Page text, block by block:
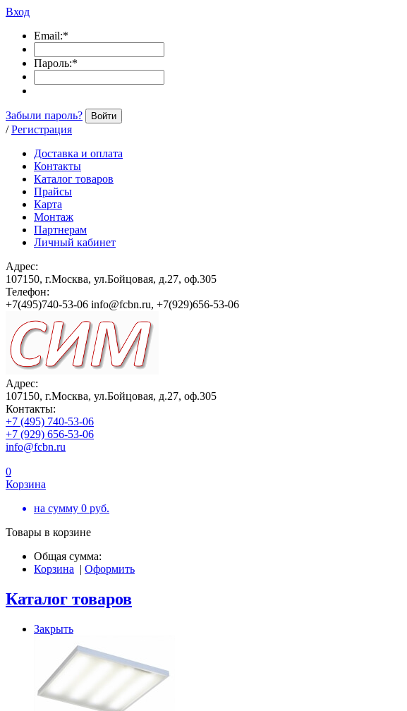
Вход
Email:*
Пароль:*
Забыли пароль? Войти
/ Регистрация
Доставка и оплата
Контакты
Каталог товаров
Прайсы
Карта
Монтаж
Партнерам
Личный кабинет
Адрес:
107150, г.Москва, ул.Бойцовая, д.27, оф.305
Телефон:
+7(495)740-53-06 info@fcbn.ru, +7(929)656-53-06
Адрес:
107150, г.Москва, ул.Бойцовая, д.27, оф.305
Контакты:
+7 (495) 740-53-06
+7 (929) 656-53-06
info@fcbn.ru
0
Корзина
на сумму 0 руб.
Товары в корзине
Общая сумма:
Корзина | Оформить
Каталог товаров
Закрыть